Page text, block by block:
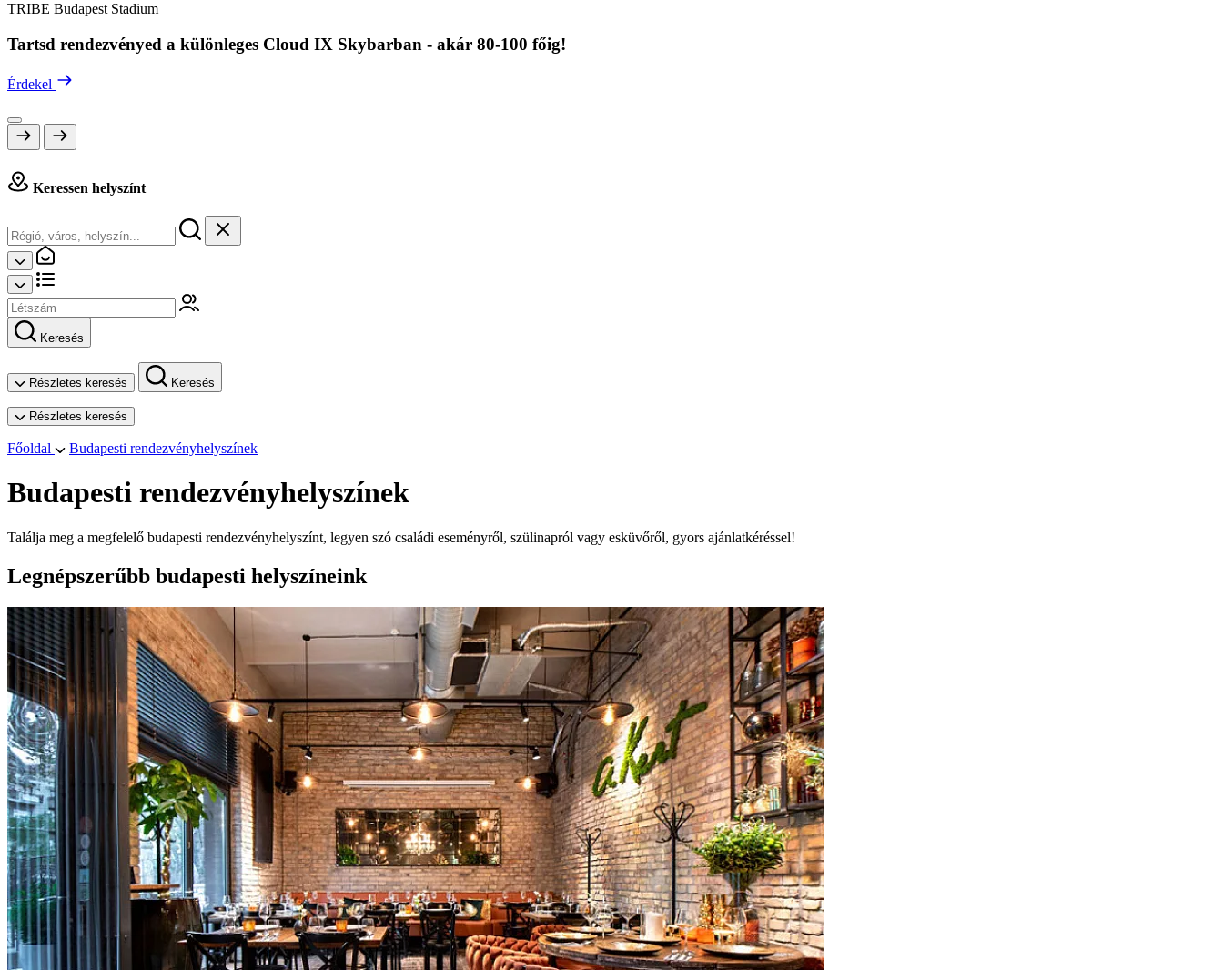
TRIBE Budapest Stadium
Tartsd rendezvényed a különleges Cloud IX Skybarban - akár 80-100 főig!
Érdekel
Keressen helyszínt
Keresés
Részletes keresés Keresés
Részletes keresés
Főoldal Budapesti rendezvényhelyszínek
Budapesti rendezvényhelyszínek
Találja meg a megfelelő budapesti rendezvényhelyszínt, legyen szó családi eseményről, szülinapról vagy esküvőről, gyors ajánlatkéréssel!
Legnépszerűbb budapesti helyszíneink